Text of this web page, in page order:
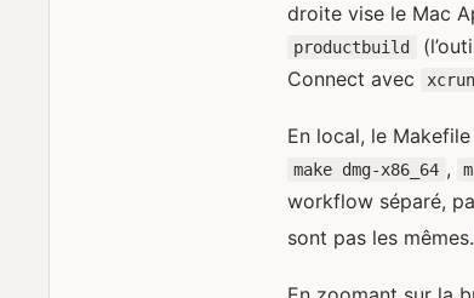
droite vise le Mac
productbuild
Connect avec
En local, le
make dmg-x86_64 ,
workflow séparé,
sont pas les mêmes.